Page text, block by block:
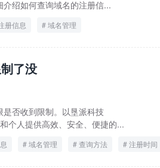
绍如何查询域名的注册信...
册信息 域名管理
了没
否收到限制。以垦派科技
个人提供高效、安全、便捷的...
域名管理 查询方法 注册时间